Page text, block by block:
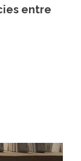
entre